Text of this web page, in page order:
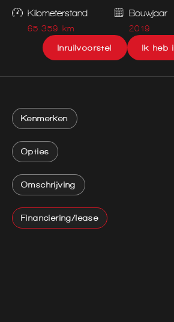
Kilometerstand
65.359 km
Bouwjaar
2019
Inruilvoorstel Ik heb
Kenmerken
Opties
Omschrijving
Financiering/lease